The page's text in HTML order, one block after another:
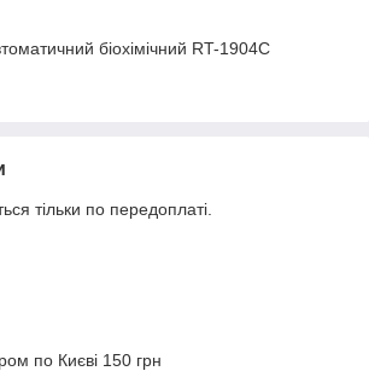
біохімічний RT-1904C
тільки по передоплаті.
по Києві 150 грн